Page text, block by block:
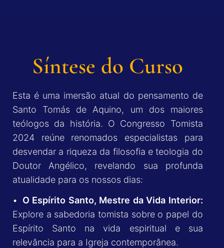
Síntese do Curso
Esta é uma imersão atual do pensamento de
Santo Tomás de Aquino, um dos maiores
teólogos da história. O Congresso Tomista
2024 reúne renomados especialistas para
desvendar a riqueza da filosofia e teologia do
Doutor Angélico, revelando sua profunda
atualidade para os nossos dias:
•
O Espírito Santo, Mestre da Vida Interior:
Explore a sabedoria tomista sobre o papel do
Espírito Santo na vida espiritual e sua
relevância para a Igreja contemporânea.